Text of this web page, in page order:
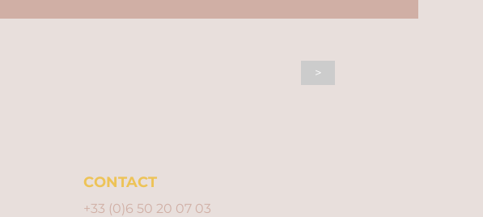
>
CONTACT
+33 (0)6 50 20 07 03